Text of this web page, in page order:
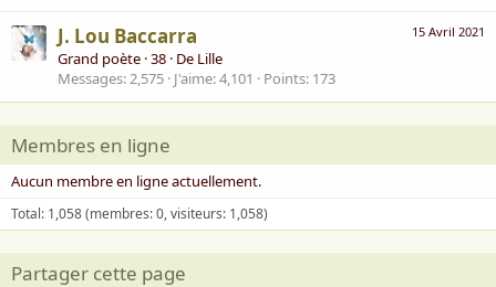
15 Avril 2021
J. Lou Baccarra
Grand poète ·38 · De Lille
Messages 2,575 J'aime 4,101 Points 173
Membres en ligne
Aucun membre en ligne actuellement.
Total: 1,058 (membres: 0, visiteurs: 1,058)
Partager cette page